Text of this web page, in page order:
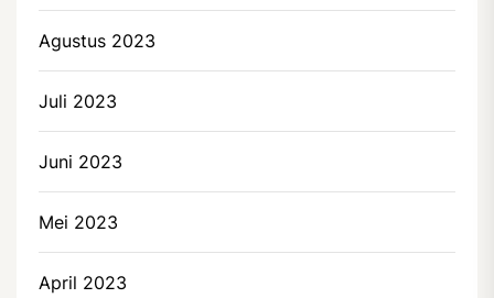
Agustus 2023
Juli 2023
Juni 2023
Mei 2023
April 2023